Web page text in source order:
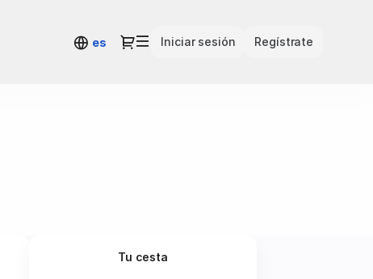
es Diálogo
Iniciar sesión Regístrate
Tu cesta